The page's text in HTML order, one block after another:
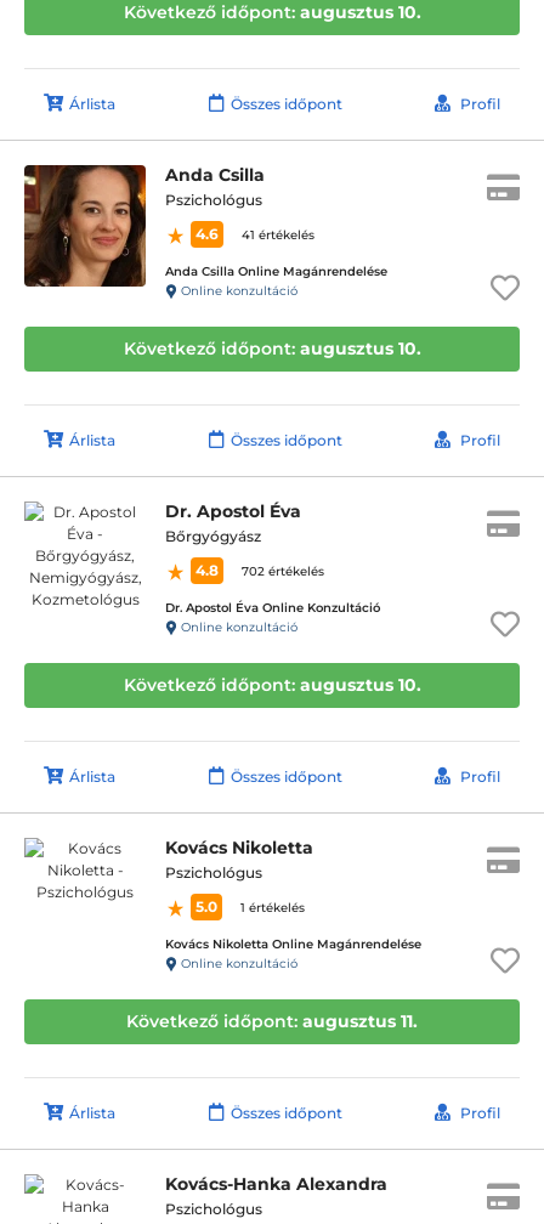
Következő időpont: augusztus 10.
Árlista Összes időpont Profil
Anda Csilla
Pszichológus
4.6
41 értékelés
Anda Csilla Online Magánrendelése
Online konzultáció
Következő időpont: augusztus 10.
Árlista Összes időpont Profil
Dr. Apostol Éva
Bőrgyógyász
4.8
702 értékelés
Dr. Apostol Éva Online Konzultáció
Online konzultáció
Következő időpont: augusztus 10.
Árlista Összes időpont Profil
Kovács Nikoletta
Pszichológus
5.0
1 értékelés
Kovács Nikoletta Online Magánrendelése
Online konzultáció
Következő időpont: augusztus 11.
Árlista Összes időpont Profil
Kovács-Hanka Alexandra
Pszichológus